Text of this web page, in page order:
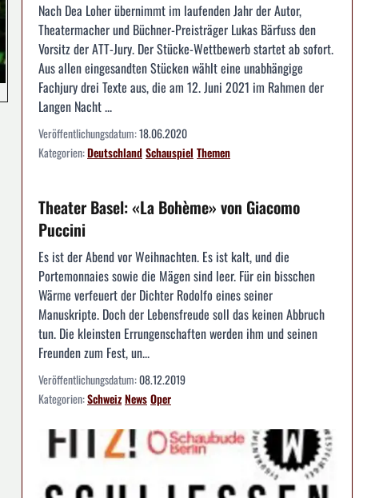
Nach Dea Loher übernimmt im laufenden Jahr der Autor,
Theatermacher und Büchner-Preisträger Lukas Bärfuss den
Vorsitz der ATT-Jury. Der Stücke-Wettbewerb startet ab sofort.
Aus allen eingesandten Stücken wählt eine unabhängige
Fachjury drei Texte aus, die am 12. Juni 2021 im Rahmen der
Langen Nacht ...
Veröffentlichungsdatum:18.06.2020
Kategorien:DeutschlandSchauspiel Themen
Theater Basel: «La Bohème» von Giacomo
Puccini
Es ist der Abend vor Weihnachten. Es ist kalt, und die
Portemonnaies sowie die Mägen sind leer. Für ein bisschen
Wärme verfeuert der Dichter Rodolfo eines seiner
Manuskripte. Doch der Lebensfreude soll das keinen Abbruch
tun. Die kleinsten Errungenschaften werden ihm und seinen
Freunden zum Fest, un...
Veröffentlichungsdatum:08.12.2019
Kategorien:SchweizNewsOper